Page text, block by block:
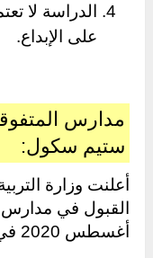
الدراسة لا
على الإبداع.
مدارس
ستيم سكول:
أعلنت وزارة
أغسطس 2020 في جميع المحافظات.